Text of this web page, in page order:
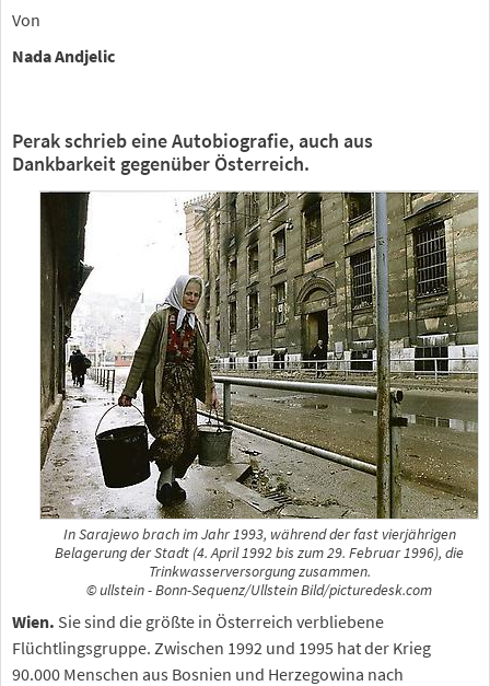
Von
Nada Andjelic
Perak schrieb eine Autobiografie, auch aus
Dankbarkeit gegenüber Österreich.
In Sarajewo brach im Jahr 1993, während der fast vierjährigen
Belagerung der Stadt (4. April 1992 bis zum 29. Februar 1996), die
Trinkwasserversorgung zusammen.
© ullstein - Bonn-Sequenz/Ullstein Bild/picturedesk.com
Wien. Sie sind die größte in Österreich verbliebene
Flüchtlingsgruppe. Zwischen 1992 und 1995 hat der Krieg
90.000 Menschen aus Bosnien und Herzegowina nach